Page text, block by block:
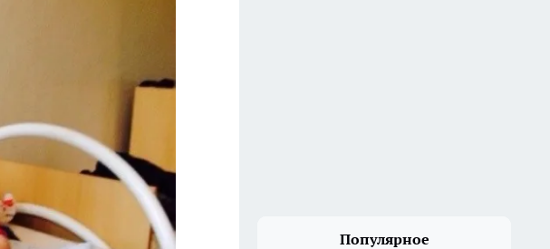
Популярное